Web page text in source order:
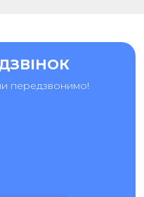
передзвонимо!